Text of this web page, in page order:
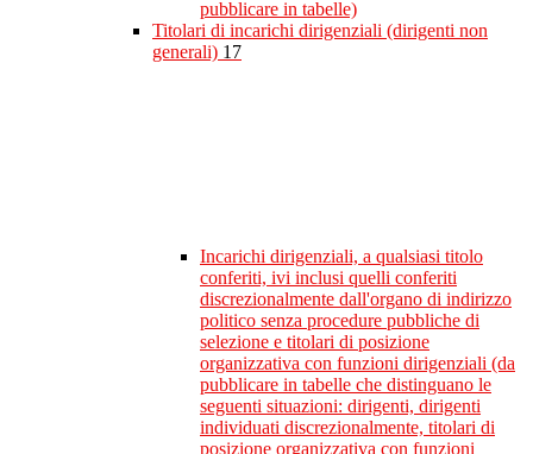
pubblicare in tabelle)
Titolari di incarichi dirigenziali (dirigenti non
generali) 17
Incarichi dirigenziali, a qualsiasi titolo
conferiti, ivi inclusi quelli conferiti
discrezionalmente dall'organo di indirizzo
politico senza procedure pubbliche di
selezione e titolari di posizione
organizzativa con funzioni dirigenziali (da
pubblicare in tabelle che distinguano le
seguenti situazioni: dirigenti, dirigenti
individuati discrezionalmente, titolari di
posizione organizzativa con funzioni